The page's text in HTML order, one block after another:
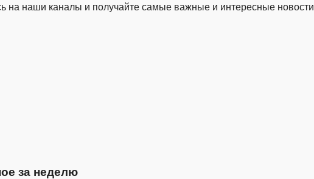
на наши каналы и получайте самые важные и интересные новости
за неделю